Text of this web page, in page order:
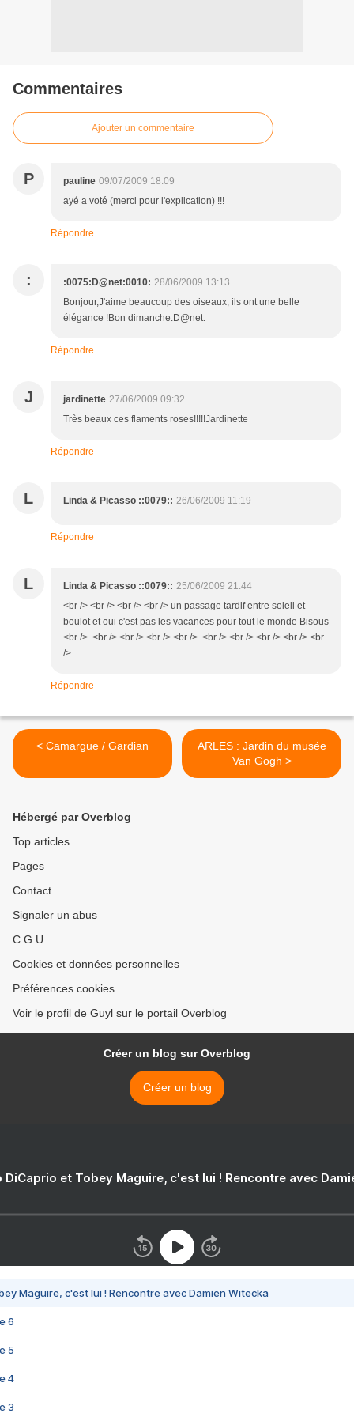
Commentaires
Ajouter un commentaire
P pauline 09/07/2009 18:09
ayé a voté (merci pour l'explication) !!!
Répondre
: :0075:D@net:0010: 28/06/2009 13:13
Bonjour,J'aime beaucoup des oiseaux, ils ont une belle
élégance !Bon dimanche.D@net.
Répondre
J jardinette 27/06/2009 09:32
Très beaux ces flaments roses!!!!!Jardinette
Répondre
L Linda & Picasso ::0079:: 26/06/2009 11:19
Répondre
L Linda & Picasso ::0079:: 25/06/2009 21:44
<br /> <br /> <br /> <br /> un passage tardif entre soleil et
boulot et oui c'est pas les vacances pour tout le monde Bisous
<br /> <br /> <br /> <br /> <br /> <br /> <br /> <br /> <br /> <br
/>
Répondre
< Camargue / Gardian
ARLES : Jardin du musée
Van Gogh >
Hébergé par Overblog
Top articles
Pages
Contact
Signaler un abus
C.G.U.
Cookies et données personnelles
Préférences cookies
Voir le profil de Guyl sur le portail Overblog
Créer un blog sur Overblog
Créer un blog
DiCaprio et Tobey Maguire, c'est lui ! Rencontre avec
Maguire, c'est lui ! Rencontre avec Damien Witecka
6
5
4
3